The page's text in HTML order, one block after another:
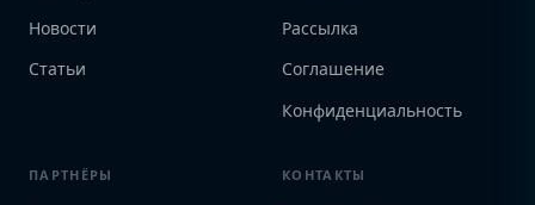
Новости
Статьи
Рассылка
Соглашение
Конфиденциальность
ПАРТНЁРЫ КОНТАКТЫ